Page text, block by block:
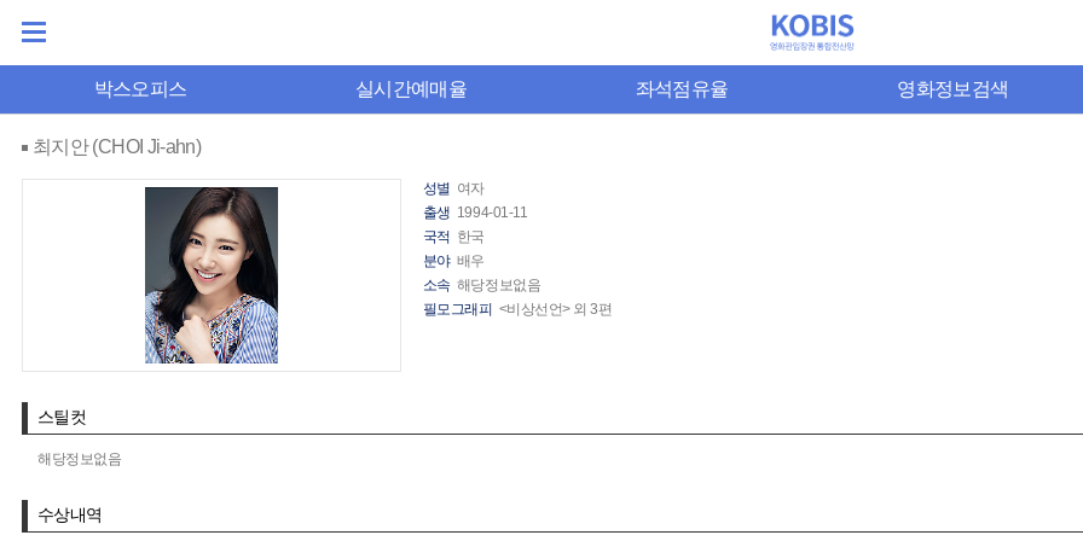
박스오피스 실시간예매율 좌석점유율 영화정보검색
최지안 (CHOI Ji-ahn)
성별 여자
출생 1994-01-11
국적 한국
분야 배우
소속 해당정보없음
필모그래피 <비상선언> 외 3편
스틸컷
해당정보없음
수상내역